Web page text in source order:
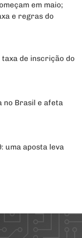
em maio;
e regras do
taxa de inscrição do
no Brasil e afeta
uma aposta leva